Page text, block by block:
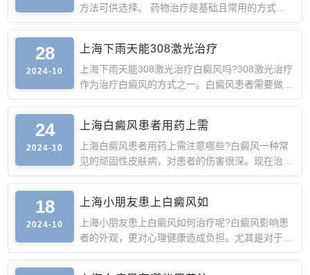
方法可供选择。 药物治疗是基础且常用的方式。
外用药物如糖皮质
28
2024-10
上海下雨天能308激光治疗
上海下雨天能308激光治疗白癜风吗?308激光治疗
作为治疗白癜风的方式之一。白癜风患者需要做好
防晒工作，以免猛烈
24
2024-10
上海白癜风患者用药上需
上海白癜风患者用药上需注意哪些?白癜风一种常
见的顽固性皮肤病，对患者的伤害很深。现在治疗
白癜风的方法比较
18
2024-10
上海小朋友患上白癜风如
上海小朋友患上白癜风如何治疗呢?白癜风影响患
者的外观，更对心理健康造成负担。尤其是对于年
幼的小朋友来说，